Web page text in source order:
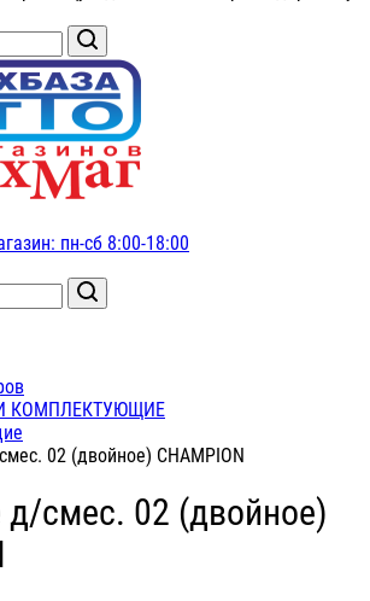
пн-сб 8:00-18:00
КОМПЛЕКТУЮЩИЕ
02 (двойное) CHAMPION
д/смес. 02 (двойное)